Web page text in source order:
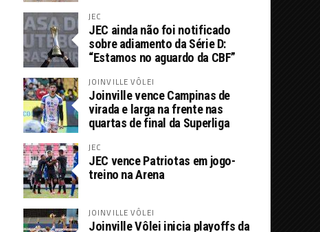
JEC
JEC ainda não foi notificado
sobre adiamento da Série D:
“Estamos no aguardo da CBF”
JOINVILLE VÔLEI
Joinville vence Campinas de
virada e larga na frente nas
quartas de final da Superliga
JEC
JEC vence Patriotas em jogo-
treino na Arena
JOINVILLE VÔLEI
Joinville Vôlei inicia playoffs da